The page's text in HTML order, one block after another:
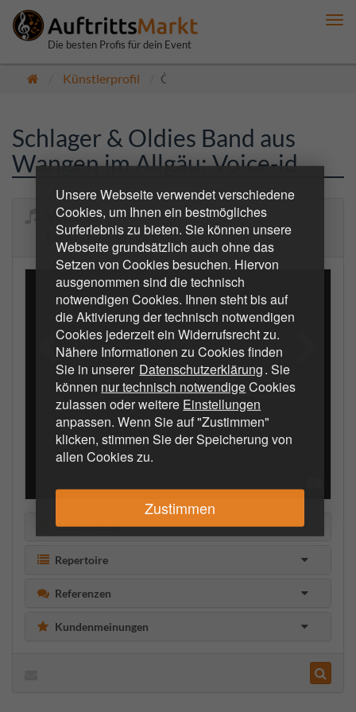
Unsere Webseite verwendet verschiedene
Cookies, um Ihnen ein bestmögliches
Surferlebnis zu bieten. Sie können unsere
Webseite grundsätzlich auch ohne das
Setzen von Cookies besuchen. Hiervon
ausgenommen sind die technisch
notwendigen Cookies. Ihnen steht bis auf
die Aktivierung der technisch notwendigen
Cookies jederzeit ein Widerrufsrecht zu.
Nähere Informationen zu Cookies finden
Sie in unserer Datenschutzerklärung. Sie
können nur technisch notwendigeCookies
zulassen oder weitere Einstellungen
anpassen. Wenn Sie auf "Zustimmen"
klicken, stimmen Sie der Speicherung von
allen Cookies zu.
Zustimmen
Die besten Profis für dein Event
Künstlerprofil Öffentlich
Schlager & Oldies Band aus
Wangen im Allgäu: Voice-id
Voice-id
Die Party- und Hochzeitsband.
Beschreibung
Repertoire
Referenzen
Kundenmeinungen